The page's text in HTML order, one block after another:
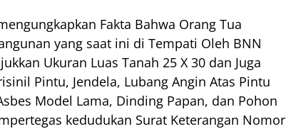
Fakta Bahwa Orang Tua
yang saat ini di Tempati Oleh BNN
Ukuran Luas Tanah 25 X 30 dan Juga
Pintu, Jendela, Lubang Angin Atas Pintu
Model Lama, Dinding Papan, dan Pohon
kedudukan Surat Keterangan Nomor